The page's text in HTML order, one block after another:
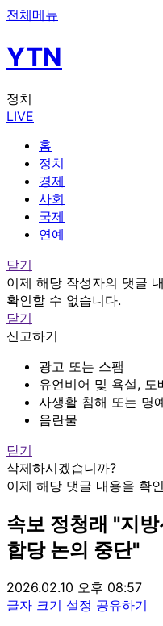
전체메뉴
YTN
정치
LIVE
홈
정치
경제
사회
국제
연예
닫기
이제 해당 작성자의 댓글
확인할 수 없습니다.
닫기
신고하기
광고 또는 스팸
유언비어 및 욕설, 도
사생활 침해 또는 명
음란물
닫기
삭제하시겠습니까?
이제 해당 댓글 내용을 확
속보 정청래 "지
합당 논의 중단"
2026.02.10 오후 08:57
글자 크기 설정 공유하기